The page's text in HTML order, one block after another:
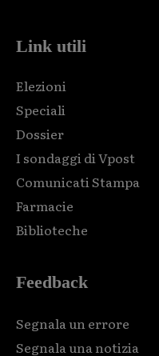
Link utili
Elezioni
Speciali
Dossier
I sondaggi di Vpost
Comunicati Stampa
Farmacie
Biblioteche
Feedback
Segnala un errore
Segnala una notizia